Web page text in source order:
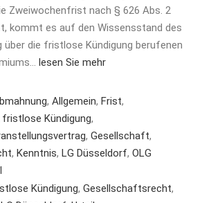
Zweiwochenfrist nach § 626 Abs. 2
kommt es auf den Wissensstand des
über die fristlose Kündigung berufenen
lesen Sie mehr
, Allgemein, Frist,
fristlose Kündigung,
, Gesellschaft,
, Kenntnis, LG Düsseldorf, OLG
Kündigung, Gesellschaftsrecht,